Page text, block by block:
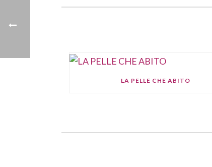
LA PELLE CHE ABITO